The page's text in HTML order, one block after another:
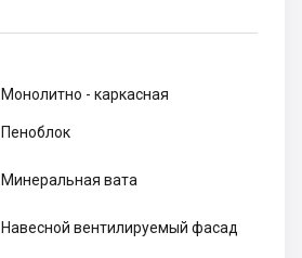
Монолитно - каркасная
Пеноблок
Минеральная вата
Навесной вентилируемый фасад